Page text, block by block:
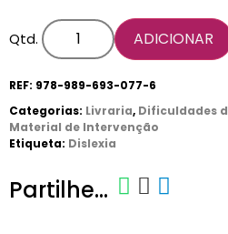
Qtd. ADICIONAR
REF: 978-989-693-077-6
Categorias: Livraria, Dificuldades
Material de Intervenção
Etiqueta: Dislexia
Partilhe...